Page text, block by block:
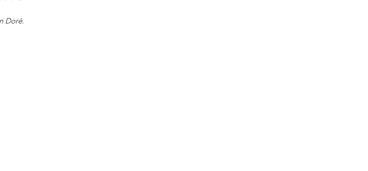
Doré.